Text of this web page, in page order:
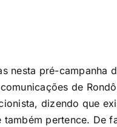
nesta pré-campanha
de
dizendo que
também pertence. De